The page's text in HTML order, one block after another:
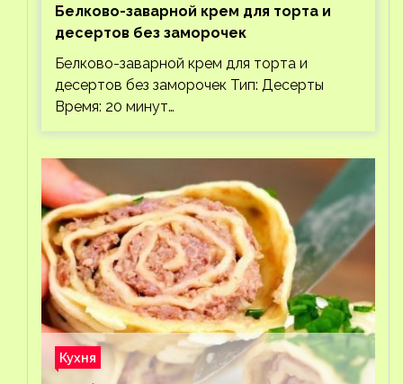
Белково-заварной крем для торта и
десертов без заморочек
Белково-заварной крем для торта и
десертов без заморочек Тип: Десерты
Время: 20 минут…
Кухня